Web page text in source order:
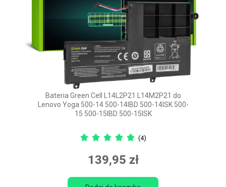
Bateria Green Cell L14L2P21 L14M2P21 do
Lenovo Yoga 500-14 500-14IBD 500-14ISK 500-
15 500-15IBD 500-15ISK
(4)
139,95 zł